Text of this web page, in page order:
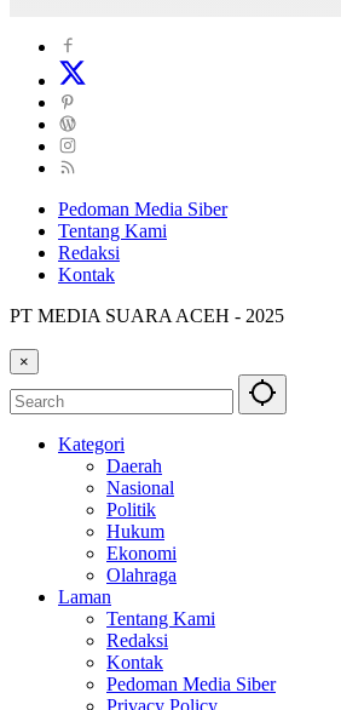
Pedoman Media Siber
Tentang Kami
Redaksi
Kontak
PT MEDIA SUARA ACEH - 2025
×
Kategori
Daerah
Nasional
Politik
Hukum
Ekonomi
Olahraga
Laman
Tentang Kami
Redaksi
Kontak
Pedoman Media Siber
Privacy Policy